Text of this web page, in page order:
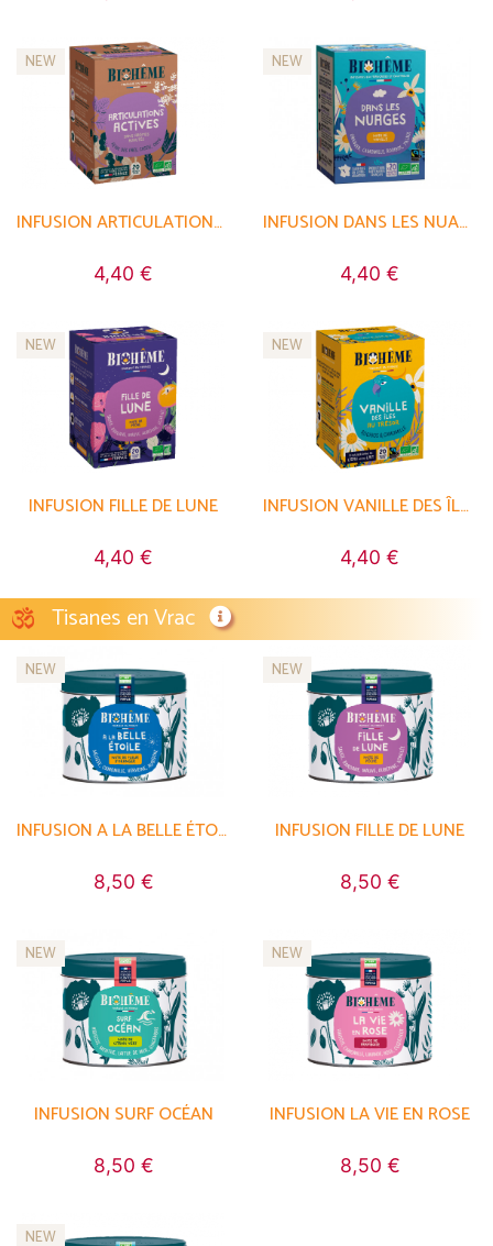
NEW
INFUSION ARTICULATIONS ACTIVES
4,40 €
NEW
INFUSION DANS LES NUAGES
4,40 €
NEW
INFUSION FILLE DE LUNE
4,40 €
NEW
INFUSION VANILLE DES ÎLES AU TRÉSOR
4,40 €
Tisanes en Vrac
NEW
INFUSION A LA BELLE ÉTOILE
8,50 €
NEW
INFUSION FILLE DE LUNE
8,50 €
NEW
INFUSION SURF OCÉAN
8,50 €
NEW
INFUSION LA VIE EN ROSE
8,50 €
NEW